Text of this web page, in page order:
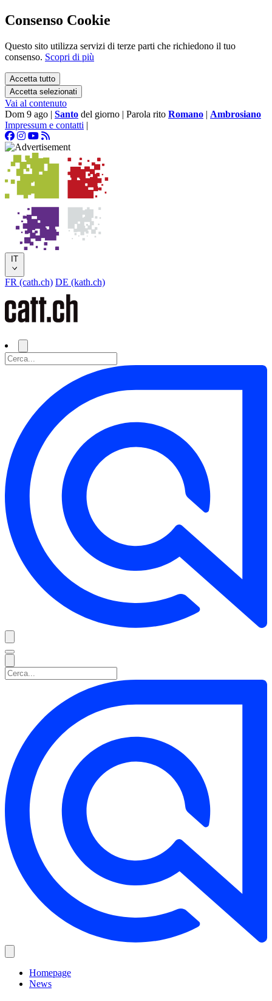
Consenso Cookie
Questo sito utilizza servizi di terze parti che richiedono il tuo
consenso. Scopri di più
Accetta tutto
Accetta selezionati
Vai al contenuto
Dom 9 ago | Santo del giorno | Parola rito Romano | Ambrosiano
Impressum e contatti |
IT
FR (cath.ch) DE (kath.ch)
Homepage
News